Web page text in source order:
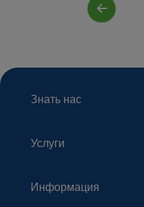
Знать нас
Услуги
Информация